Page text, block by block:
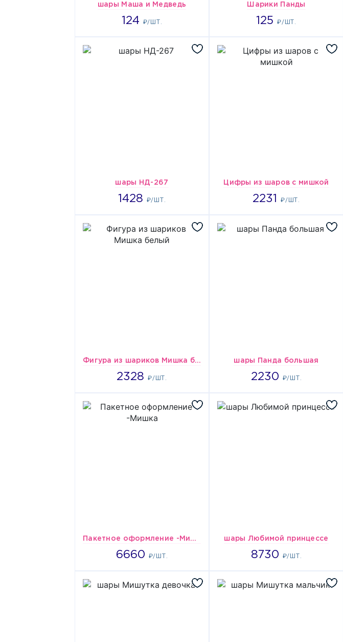
шары Маша и Медведь
124 ₽/ШТ.
1856 Шарики Панды
125₽/ШТ.
1960
шары НД-267
1428 ₽/ШТ.
1428 Цифры из шаров с мишкой
2231₽/ШТ.
2231
Фигура из шариков Мишка белый
2328₽/ШТ.
2328 шары Панда большая
2230 ₽/ШТ.
2230
Пакетное оформление -Мишка
6660 ₽/ШТ.
6660 шары Любимой принцессе
8730 ₽/ШТ.
8730